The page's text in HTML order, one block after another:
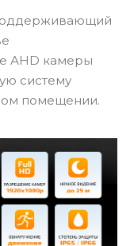
АHD камеры
систему
помещении.